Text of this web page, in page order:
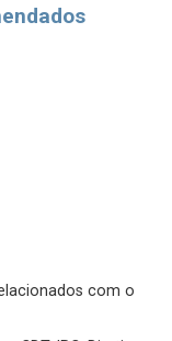
com o